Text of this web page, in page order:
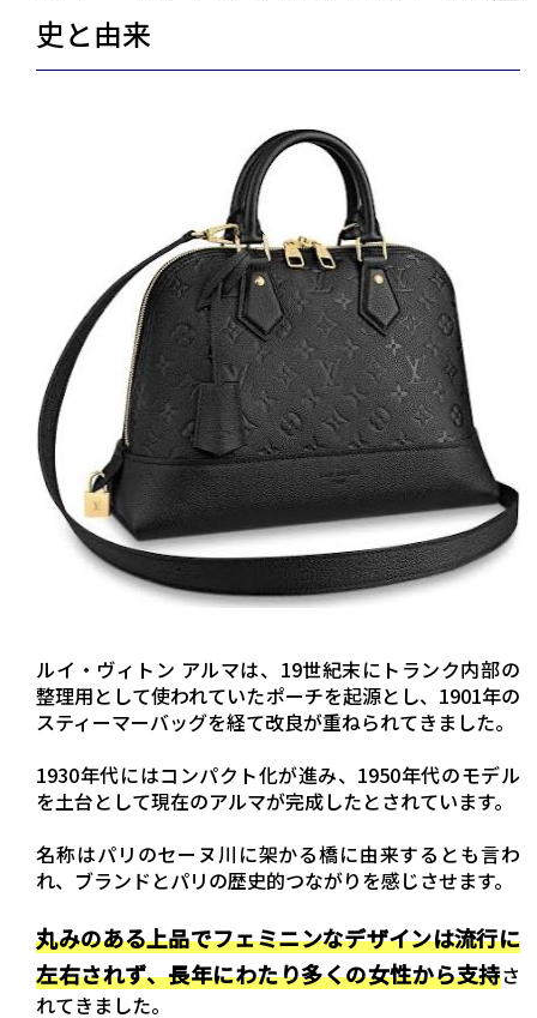
史と由来
ルイ・ヴィトン アルマは、19世紀末にトランク内部の
整理用として使われていたポーチを起源とし、1901年の
スティーマーバッグを経て改良が重ねられてきました。
1930年代にはコンパクト化が進み、1950年代のモデル
を土台として現在のアルマが完成したとされています。
名称はパリのセーヌ川に架かる橋に由来するとも言わ
れ、ブランドとパリの歴史的つながりを感じさせます。
丸みのある上品でフェミニンなデザインは流行に
左右されず、長年にわたり多くの女性から支持さ
れてきました。